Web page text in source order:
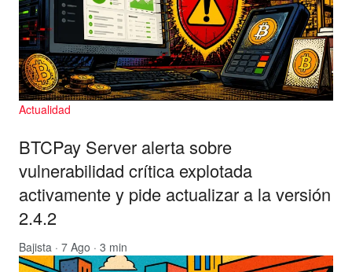
Actualidad
BTCPay Server alerta sobre
vulnerabilidad crítica explotada
activamente y pide actualizar a la versión
2.4.2
Bajista · 7 Ago · 3 min